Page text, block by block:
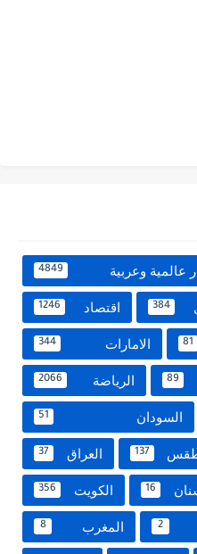
عالمية وعربية 4849
384 اقتصاد 1246
81 الامارات 344
89 الرياضة 2066
السودان 51
137 العراق 37
16 الكويت 356
2 المغرب 8